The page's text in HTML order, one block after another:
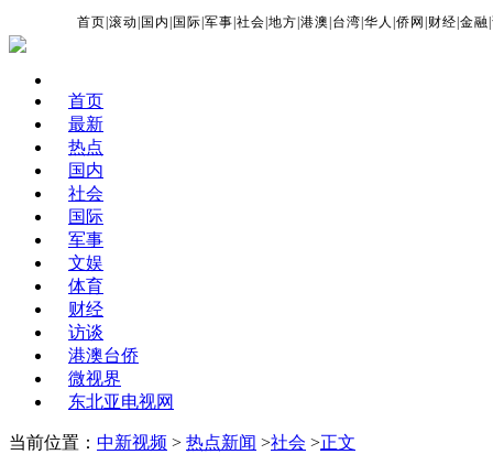
首页 |滚动 国内 国际 |军事 |社会 |地方 |港澳 台湾 |华人 |侨网 财经 |金融 |
首页
最新
热点
国内
社会
国际
军事
文娱
体育
财经
访谈
港澳台侨
微视界
东北亚电视网
当前位置： 中新视频 > 热点新闻 >社会 >正文